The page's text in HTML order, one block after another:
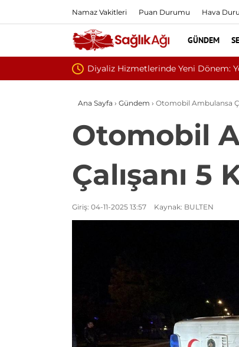
Namaz Vakitleri Puan Durumu Hava
GÜNDEM
Sona Gelindi
Ana Sayfa › Gündem › Otomobil Ambulansa
Otomobil
Çalışanı 5
Giriş: 04-11-2025 13:57 Kaynak: BULTEN